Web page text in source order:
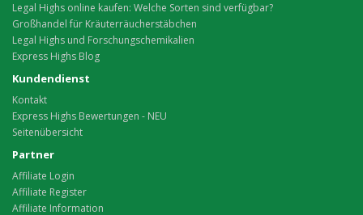
Legal Highs online kaufen: Welche Sorten sind verfügbar?
Großhandel für Kräuterräucherstäbchen
Legal Highs und Forschungschemikalien
Express Highs Blog
Kundendienst
Kontakt
Express Highs Bewertungen - NEU
Seitenübersicht
Partner
Affiliate Login
Affiliate Register
Affiliate Information